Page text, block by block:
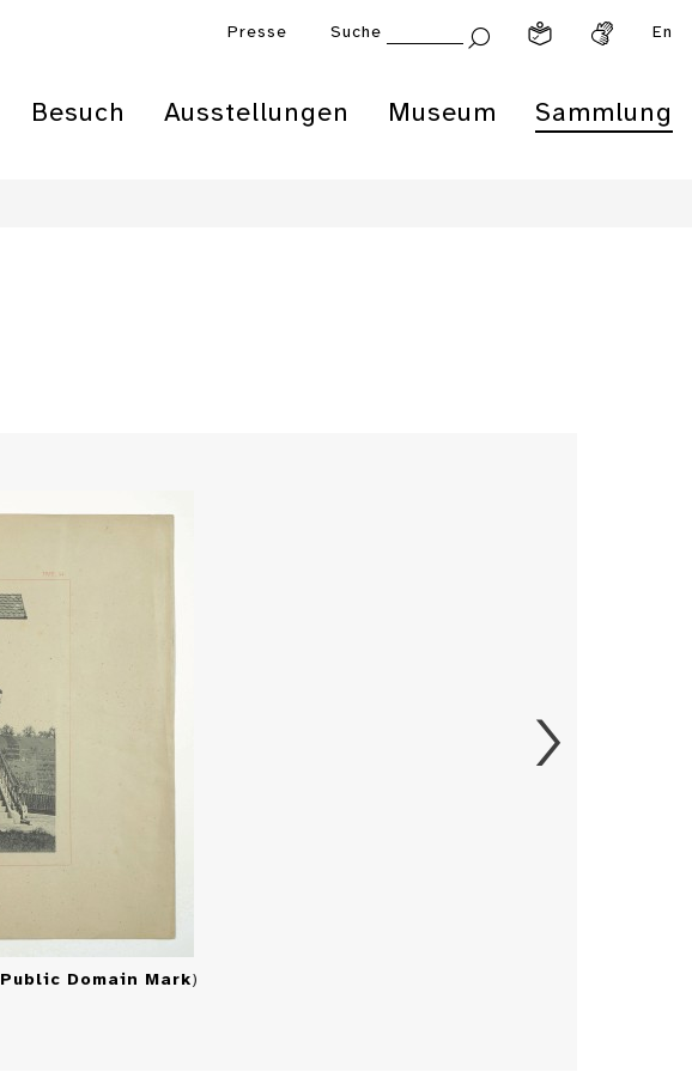
Presse Suche En
Besuch Ausstellungen Museum Sammlung
Public Domain Mark)